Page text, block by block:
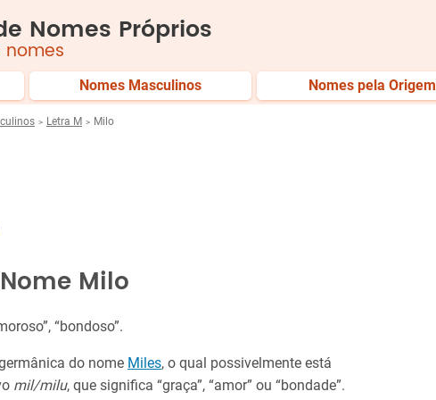
Nomes Próprios
Nomes Masculinos Nomes pela Origem
Letra M Milo
Milo
“bondoso”.
do nome Miles, o qual possivelmente está
mil/milu, que significa “graça”, “amor” ou “bondade”.